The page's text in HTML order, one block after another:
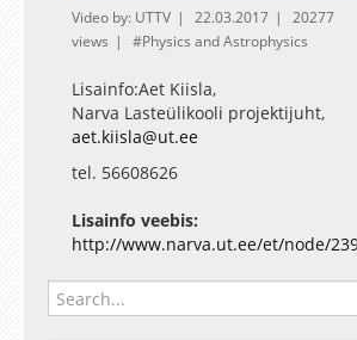
Video by: UTTV 22.03.2017
20277
views
Physics and Astrophysics
Lisainfo:Aet Kiisla,
Narva Lasteülikooli projektijuht,
aet.kiisla@ut.ee
tel. 56608626
http://www.facebook.com/
Lisainfo veebis:
http://www.narva.ut.ee/et/node/